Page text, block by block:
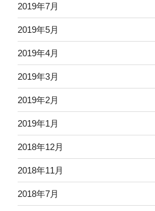
2019年7月
2019年5月
2019年4月
2019年3月
2019年2月
2019年1月
2018年12月
2018年11月
2018年7月